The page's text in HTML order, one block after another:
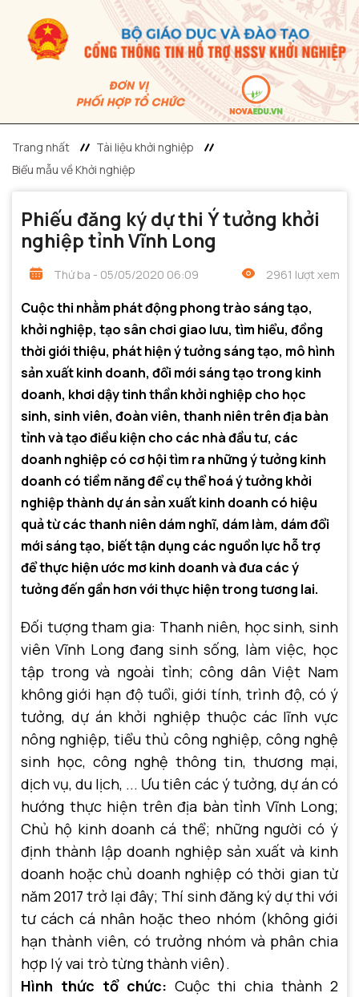
Trang nhất
Tài liệu khởi nghiệp
Biểu mẫu về Khởi nghiệp
Phiếu đăng ký dự thi Ý tưởng khởi
nghiệp tỉnh Vĩnh Long
Thứ ba - 05/05/2020 06:09 2961 lượt xem
Cuộc thi nhằm phát động phong trào sáng tạo,
khởi nghiệp, tạo sân chơi giao lưu, tìm hiểu, đồng
thời giới thiệu, phát hiện ý tưởng sáng tạo, mô hình
sản xuất kinh doanh, đổi mới sáng tạo trong kinh
doanh, khơi dậy tinh thần khởi nghiệp cho học
sinh, sinh viên, đoàn viên, thanh niên trên địa bàn
tỉnh và tạo điều kiện cho các nhà đầu tư, các
doanh nghiệp có cơ hội tìm ra những ý tưởng kinh
doanh có tiềm năng để cụ thể hoá ý tưởng khởi
nghiệp thành dự án sản xuất kinh doanh có hiệu
quả từ các thanh niên dám nghĩ, dám làm, dám đổi
mới sáng tạo, biết tận dụng các nguồn lực hỗ trợ
để thực hiện ước mơ kinh doanh và đưa các ý
tưởng đến gần hơn với thực hiện trong tương lai.
Đối tượng tham gia: Thanh niên, học sinh, sinh
viên Vĩnh Long đang sinh sống, làm việc, học
tập trong và ngoài tỉnh; công dân Việt Nam
không giới hạn độ tuổi, giới tính, trình độ, có ý
tưởng, dự án khởi nghiệp thuộc các lĩnh vực
nông nghiệp, tiểu thủ công nghiệp, công nghệ
sinh học, công nghệ thông tin, thương mại,
dịch vụ, du lịch, ... Ưu tiên các ý tưởng, dự án có
hướng thực hiện trên địa bàn tỉnh Vĩnh Long;
Chủ hộ kinh doanh cá thể; những người có ý
định thành lập doanh nghiệp sản xuất và kinh
doanh hoặc chủ doanh nghiệp có thời gian từ
năm 2017 trở lại đây; Thí sinh đăng ký dự thi với
tư cách cá nhân hoặc theo nhóm (không giới
hạn thành viên, có trưởng nhóm và phân chia
hợp lý vai trò từng thành viên).
Hình thức tổ chức: Cuộc thi chia thành 2